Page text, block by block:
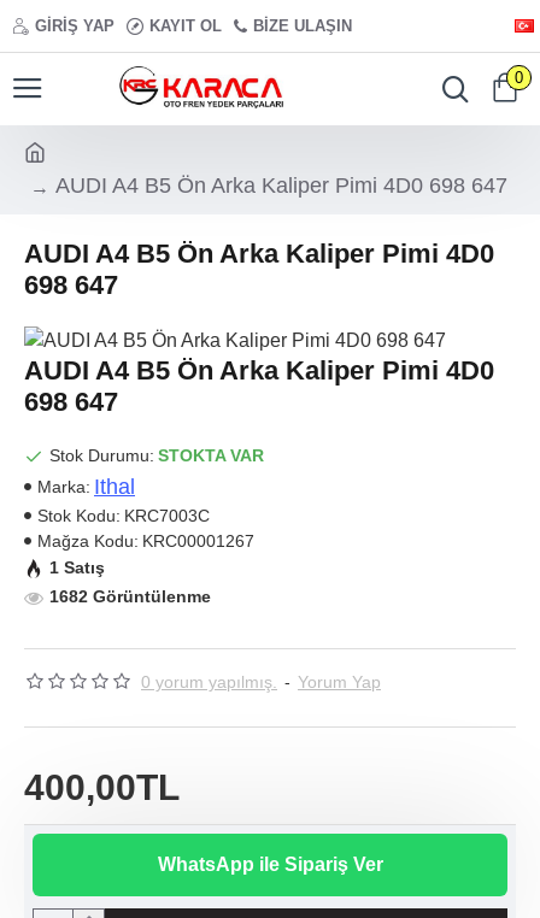
GIRIŞ YAP KAYIT OL BIZE ULAŞIN
0
AUDI A4 B5 Ön Arka Kaliper Pimi 4D0 698 647
AUDI A4 B5 Ön Arka Kaliper Pimi 4D0
698 647
AUDI A4 B5 Ön Arka Kaliper Pimi 4D0
698 647
Stok Durumu: STOKTA VAR
Marka: Ithal
Stok Kodu: KRC7003C
Mağza Kodu: KRC00001267
1 Satış
1682 Görüntülenme
0 yorum yapılmış. - Yorum Yap
400,00TL
WhatsApp ile Sipariş Ver